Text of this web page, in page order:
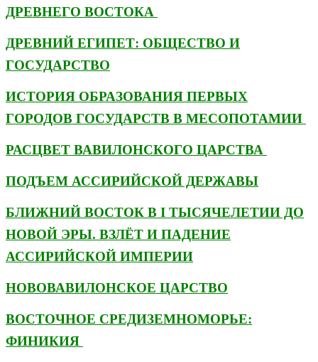
ДРЕВНЕГО ВОСТОКА
ДРЕВНИЙ ЕГИПЕТ: ОБЩЕСТВО И
ГОСУДАРСТВО
ИСТОРИЯ ОБРАЗОВАНИЯ ПЕРВЫХ
ГОРОДОВ ГОСУДАРСТВ В МЕСОПОТАМИИ
РАСЦВЕТ ВАВИЛОНСКОГО ЦАРСТВА
ПОДЪЕМ АССИРИЙСКОЙ ДЕРЖАВЫ
БЛИЖНИЙ ВОСТОК В I ТЫСЯЧЕЛЕТИИ ДО
НОВОЙ ЭРЫ. ВЗЛЁТ И ПАДЕНИЕ
АССИРИЙСКОЙ ИМПЕРИИ
НОВОВАВИЛОНСКОЕ ЦАРСТВО
ВОСТОЧНОЕ СРЕДИЗЕМНОМОРЬЕ:
ФИНИКИЯ